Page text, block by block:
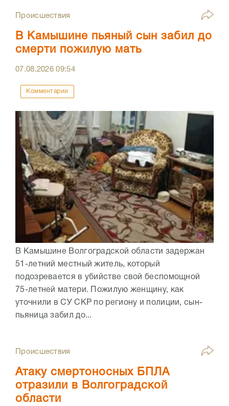
Происшествия
В Камышине пьяный сын забил до
смерти пожилую мать
07.08.202609:54
Комментарии
В Камышине Волгоградской области задержан
51-летний местный житель, который
подозревается в убийстве свой беспомощной
75-летней матери. Пожилую женщину, как
уточнили в СУ СКР по региону и полиции, сын-
пьяница забил до...
Происшествия
Атаку смертоносных БПЛА
отразили в Волгоградской
области